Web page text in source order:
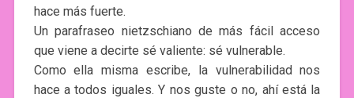
hace más fuerte.
Un parafraseo nietzschiano de más fácil acceso
que viene a decirte sé valiente: sé vulnerable.
Como ella misma escribe, la vulnerabilidad nos
hace a todos iguales. Y nos guste o no, ahí está la